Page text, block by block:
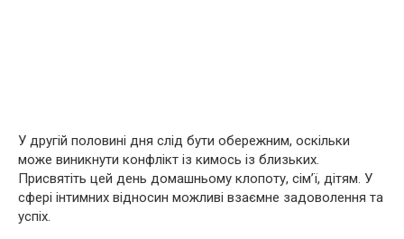
У другій половині дня слід бути обережним, оскільки
може виникнути конфлікт із кимось із близьких.
Присвятіть цей день домашньому клопоту, сім’ї, дітям. У
сфері інтимних відносин можливі взаємне задоволення та
успіх.